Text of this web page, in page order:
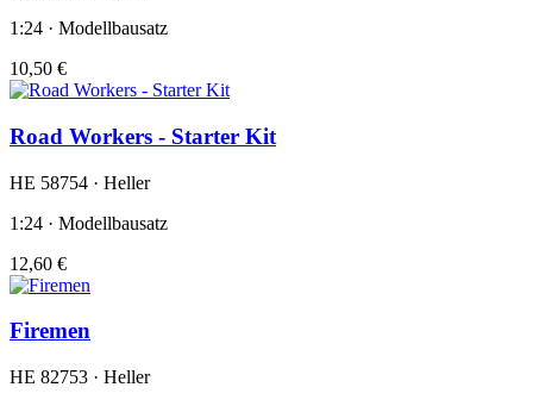
1:24 · Modellbausatz
10,50 €
Road Workers - Starter Kit
HE 58754 · Heller
1:24 · Modellbausatz
12,60 €
Firemen
HE 82753 · Heller